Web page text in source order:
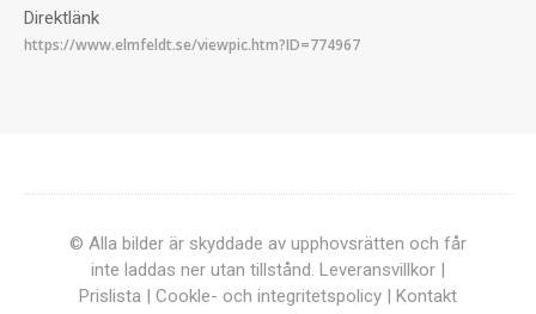
Direktlänk
© Alla bilder är skyddade av upphovsrätten och får
inte laddas ner utan tillstånd. Leveransvillkor |
Prislista | Cookle- och integritetspolicy | Kontakt